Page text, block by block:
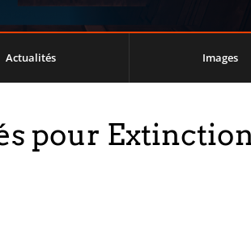
Actualités Images
pour